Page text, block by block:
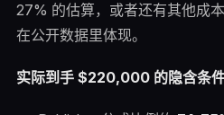
27% 的估算，或者还有其他成
在公开数据里体现。
实际到手 $220,000 的隐含条件